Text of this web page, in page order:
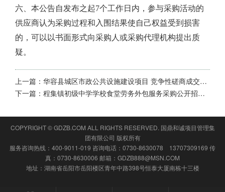
六
本公告自发布之起7个工作日内，参与采购活动的
供应商认为采购过程和 入围结果使自己权益受到损害
的，可以以书面形式向采购人或采购代理机构提出质
疑。
上一篇： 华容县城区市政公共设施建设项目 竞争性磋商成交结果公告
下一篇： 程集镇初级中学学校食堂劳务外包服务采购公开招标的成交公告
COPYRIGHT © GDZB.COM ALL RIGHTS RESERVED. 国鼎和诚项目管理集
团有限公司 版权所有
服务咨询热线：400-9011-019 咨询电话：0730-8630078 13707309169 传
真：0730-8630006 邮箱：GDZB888@MSN.COM
地址：湖南省岳阳市岳阳楼区青年中路398号恒泰大厦南栋十三楼